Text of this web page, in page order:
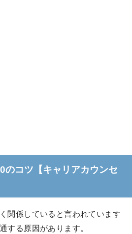
のコツ【キャリアカウンセ
関係していると言われています
する原因があります。